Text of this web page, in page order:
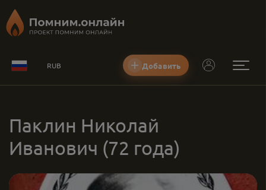
RUB Добавить
Паклин Николай
Иванович (72 года)